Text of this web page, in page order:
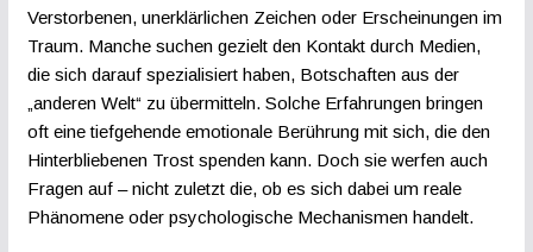
Verstorbenen, unerklärlichen Zeichen oder Erscheinungen im
Traum. Manche suchen gezielt den Kontakt durch Medien,
die sich darauf spezialisiert haben, Botschaften aus der
„anderen Welt“ zu übermitteln. Solche Erfahrungen bringen
oft eine tiefgehende emotionale Berührung mit sich, die den
Hinterbliebenen Trost spenden kann. Doch sie werfen auch
Fragen auf – nicht zuletzt die, ob es sich dabei um reale
Phänomene oder psychologische Mechanismen handelt.